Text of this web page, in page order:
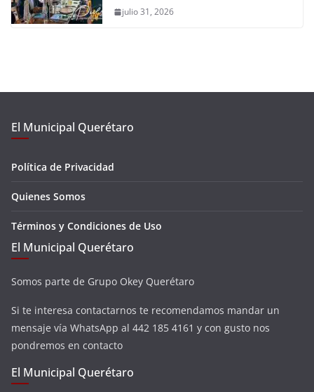
julio 31, 2026
El Municipal Querétaro
Política de Privacidad
Quienes Somos
Términos y Condiciones de Uso
El Municipal Querétaro
Somos parte de Grupo Okey Querétaro
Si te interesa contactarnos te recomendamos mandar un
mensaje vía WhatsApp al 442 185 4161 y con gusto nos
pondremos en contacto
El Municipal Querétaro